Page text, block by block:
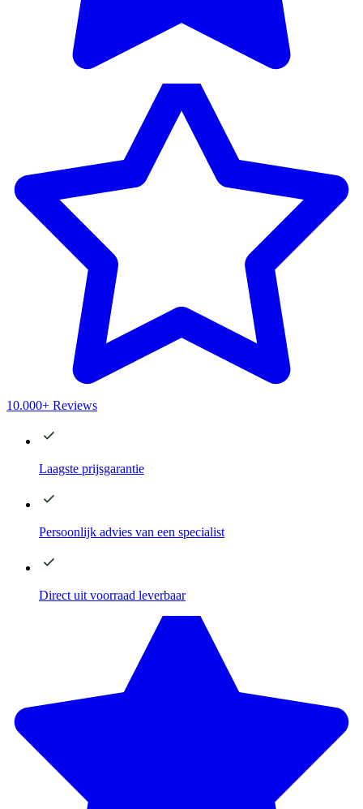
10.000+ Reviews
Laagste prijsgarantie
Persoonlijk advies van een specialist
Direct uit voorraad leverbaar